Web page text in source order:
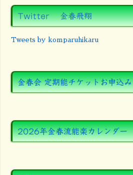
Twitter 金春飛翔
Tweets by komparuhikaru
金春会 定期能チケットお申込み
2026年金春流能楽カレンダー